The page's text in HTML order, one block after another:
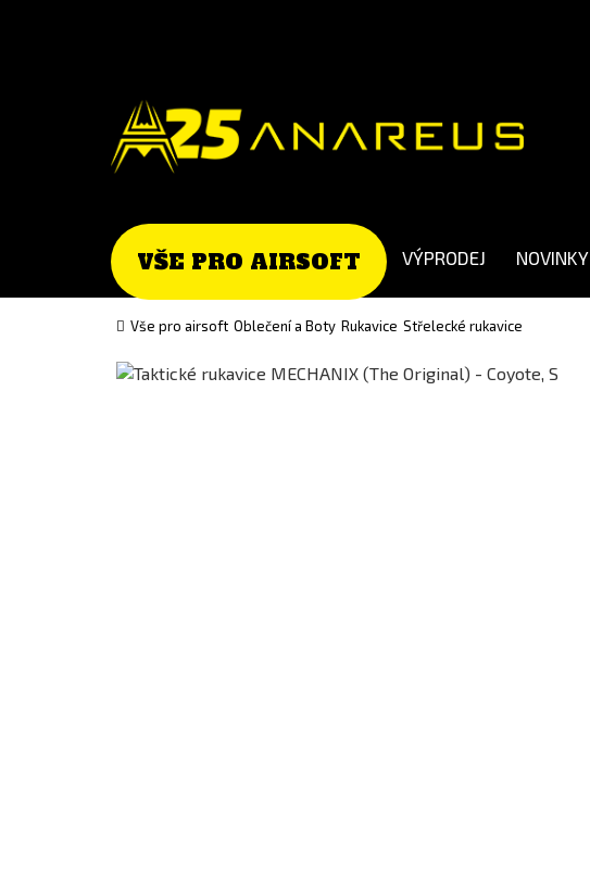
version
VŠE PRO AIRSOFT VÝPRODEJ NOVINKY
Vše pro airsoft Oblečení a Boty Rukavice Střelecké rukavice